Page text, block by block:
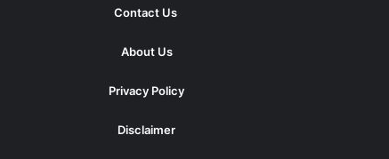
Contact Us
About Us
Privacy Policy
Disclaimer